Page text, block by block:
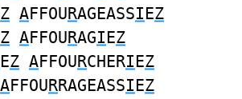
Z AFFOURAGEASSIEZ
Z AFFOURAGIEZ
EZ AFFOURCHERIEZ
AFFOURRAGEASSIEZ